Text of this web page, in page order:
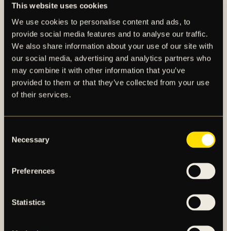
This website uses cookies
We use cookies to personalise content and ads, to
provide social media features and to analyse our traffic.
We also share information about your use of our site with
our social media, advertising and analytics partners who
may combine it with other information that you’ve
provided to them or that they’ve collected from your use
of their services.
Selection
Necessary
Preferences
Statistics
Sotirios Papagiannopoulos (skadad)
Andreas Redkin (skadad)
Mads Thychosen (skadad)
Se truppstatus för v.9här.
FLER NYHETER